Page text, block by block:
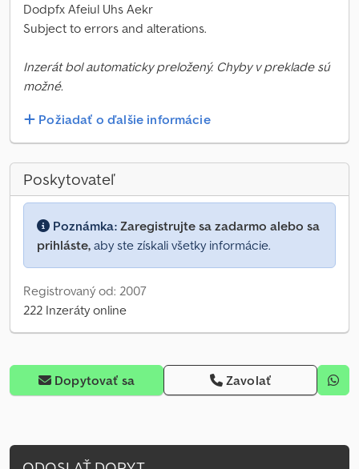
Dodpfx Afeiul Uhs Aekr
Subject to errors and alterations.
Inzerát bol automaticky preložený. Chyby v preklade sú
možné.
Požiadať o ďalšie informácie
Poskytovateľ
Poznámka: Zaregistrujte sa zadarmo alebo sa
prihláste, aby ste získali všetky informácie.
Registrovaný od: 2007
222 Inzeráty online
Dopytovať sa Zavolať